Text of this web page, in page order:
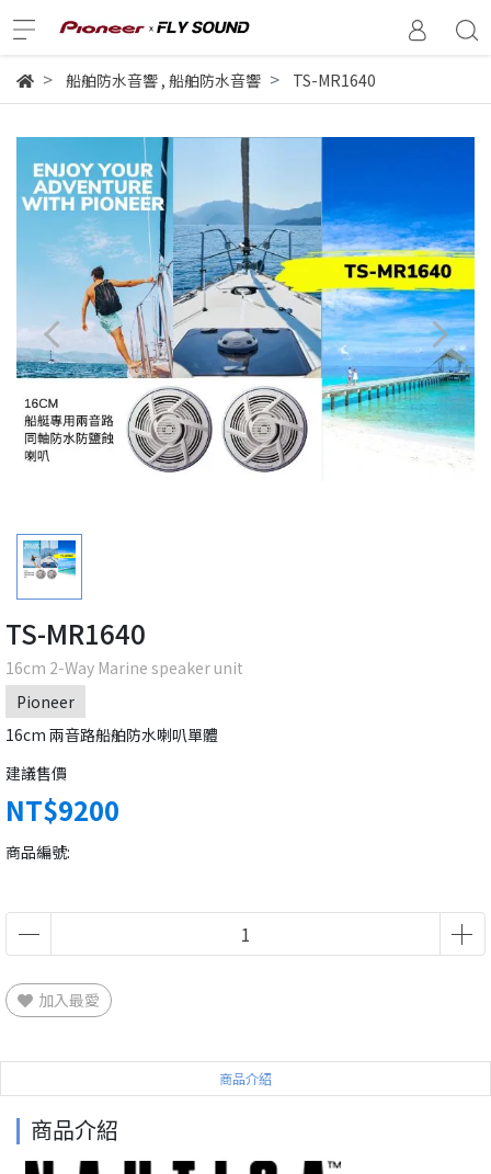
船舶防水音響, 船舶防水音響 TS-MR1640
TS-MR1640
16cm 2-Way Marine speaker unit
Pioneer
16cm 兩音路船舶防水喇叭單體
建議售價
NT$9200
商品編號:
加入最愛
商品介紹
商品介紹